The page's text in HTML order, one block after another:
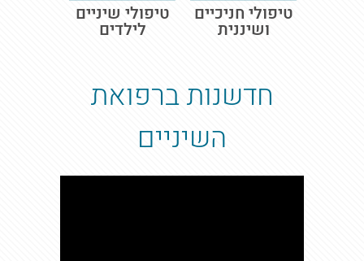
טיפולי חניכיים
ושיננית
טיפולי שיניים
לילדים
חדשנות ברפואת
השיניים